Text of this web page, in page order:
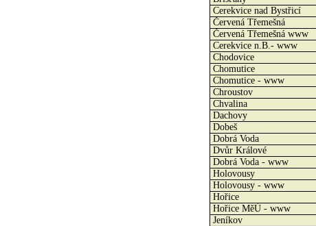
Cerekvice nad Bystřicí
Červená Třemešná
Červená Třemešná www
Cerekvice n.B.- www
Chodovice
Chomutice
Chomutice - www
Chroustov
Chvalina
Dachovy
Dobeš
Dobrá Voda
Dvůr Králové
Dobrá Voda - www
Holovousy
Holovousy - www
Hořice
Hořice MěÚ - www
Jeníkov